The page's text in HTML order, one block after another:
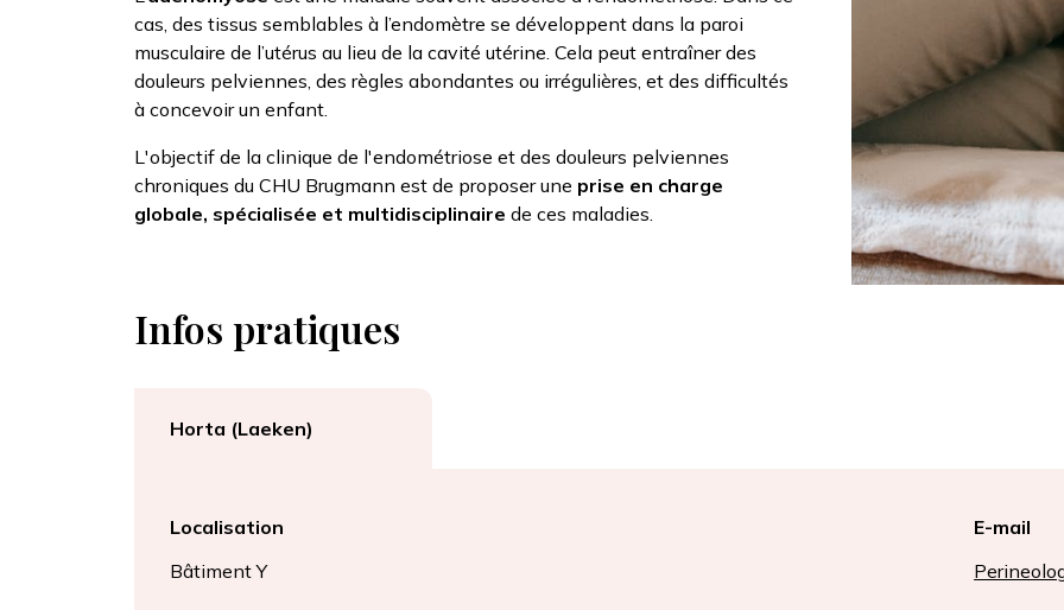
cas, des tissus semblables à l’endomètre se développent dans la paroi
musculaire de l’utérus au lieu de la cavité utérine. Cela peut entraîner des
douleurs pelviennes, des règles abondantes ou irrégulières, et des difficultés
à concevoir un enfant.
L'objectif de la clinique de l'endométriose et des douleurs pelviennes
chroniques du CHU Brugmann est de proposer une prise en charge
globale, spécialisée et multidisciplinaire de ces maladies.
Infos pratiques
Horta (Laeken)
Localisation
Bâtiment Y
E-mail